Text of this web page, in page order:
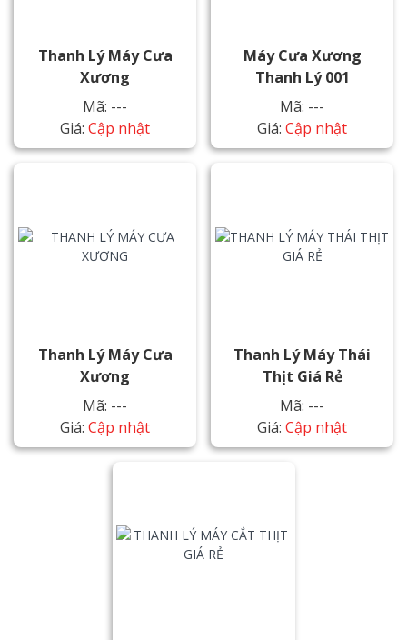
Thanh Lý Máy Cưa
Xương
Mã: ---
Giá: Cập nhật
Máy Cưa Xương
Thanh Lý 001
Mã: ---
Giá: Cập nhật
Thanh Lý Máy Cưa
Xương
Mã: ---
Giá: Cập nhật
Thanh Lý Máy Thái
Thịt Giá Rẻ
Mã: ---
Giá: Cập nhật